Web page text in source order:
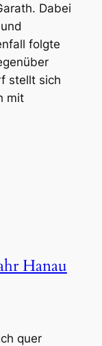
Dabei
folgte
stellt sich
mit
Hanau
quer